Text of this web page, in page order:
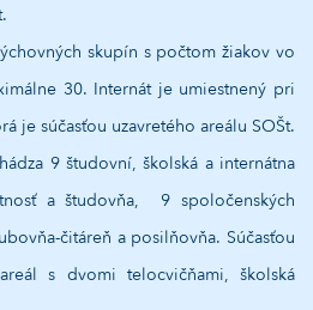
skupín s počtom žiakov vo
30. Internát je umiestnený pri
je súčasťou uzavretého areálu SOŠt.
9 študovní, školská a internátna
a študovňa, 9 spoločenských
čitáreň a posilňovňa. Súčasťou
s dvomi telocvičňami, školská